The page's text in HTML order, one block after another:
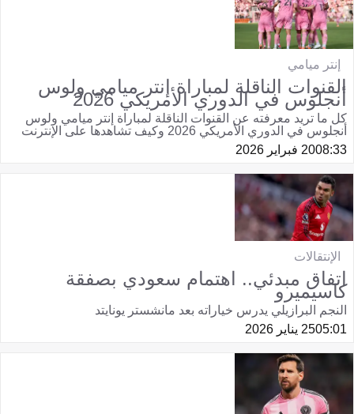
إنتر ميامي
القنوات الناقلة لمباراة إنتر ميامي ولوس
أنجلوس في الدوري الأمريكي 2026
كل ما تريد معرفته عن القنوات الناقلة لمباراة إنتر ميامي ولوس
أنجلوس في الدوري الأمريكي 2026 وكيف تشاهدها على الإنترنت
08:3320 فبراير 2026
الإنتقالات
اتفاق مبدئي.. اهتمام سعودي بصفقة
كاسيميرو
النجم البرازيلي يدرس خياراته بعد مانشستر يونايتد
05:0125 يناير 2026